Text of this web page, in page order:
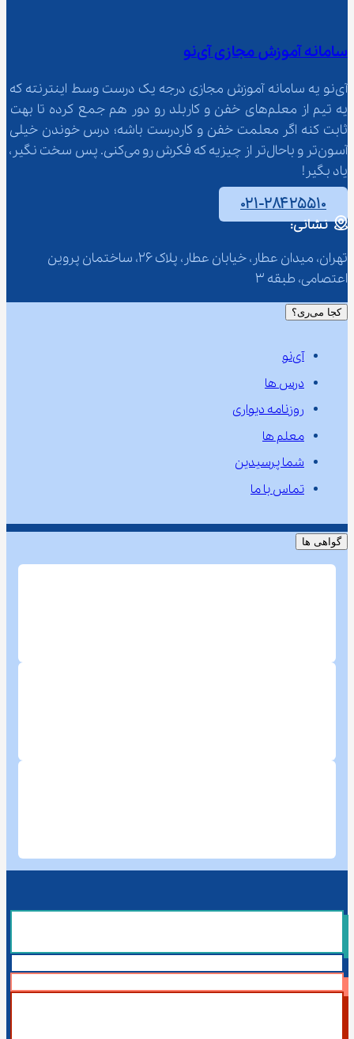
سامانه آموزش مجازی آی‌نو
آی‌نو یه سامانه آموزش مجازی درجه یک درست وسط اینترنته که
یه تیم از معلم‌‌های خفن و کاربلد رو دور هم جمع کرده تا بهت
ثابت کنه اگر معلمت خفن و کاردرست باشه؛ درس خوندن خیلی
آسون‌تر و باحال‌تر از چیزیه که فکرش رو می‌کنی. پس سخت نگیر،
یاد بگیر!
۰۲۱-۲۸۴۲۵۵۱۰
نشانی:
تهران، میدان عطار، خیابان عطار، پلاک 26، ساختمان پروین
اعتصامی، طبقه 3
کجا می‌ری؟
آی‌نو
درس ها
روزنامه دیواری
معلم ها
شما پرسیدین
تماس با ما
گواهی ها